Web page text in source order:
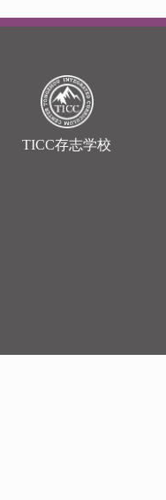
TICC存志学校